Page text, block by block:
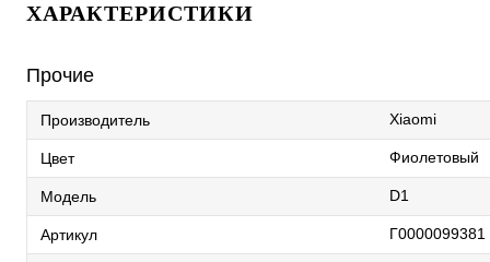
ХАРАКТЕРИСТИКИ
Прочие
Производитель Xiaomi
Цвет Фиолетовый
Модель D1
Артикул Г0000099381